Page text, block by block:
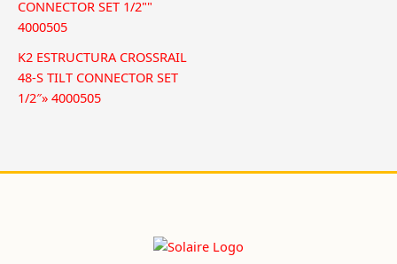
K2 ESTRUCTURA CROSSRAIL
48-S TILT CONNECTOR SET
1/2″» 4000505